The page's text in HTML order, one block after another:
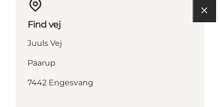
Find vej
Juuls Vej
Paarup
7442 Engesvang